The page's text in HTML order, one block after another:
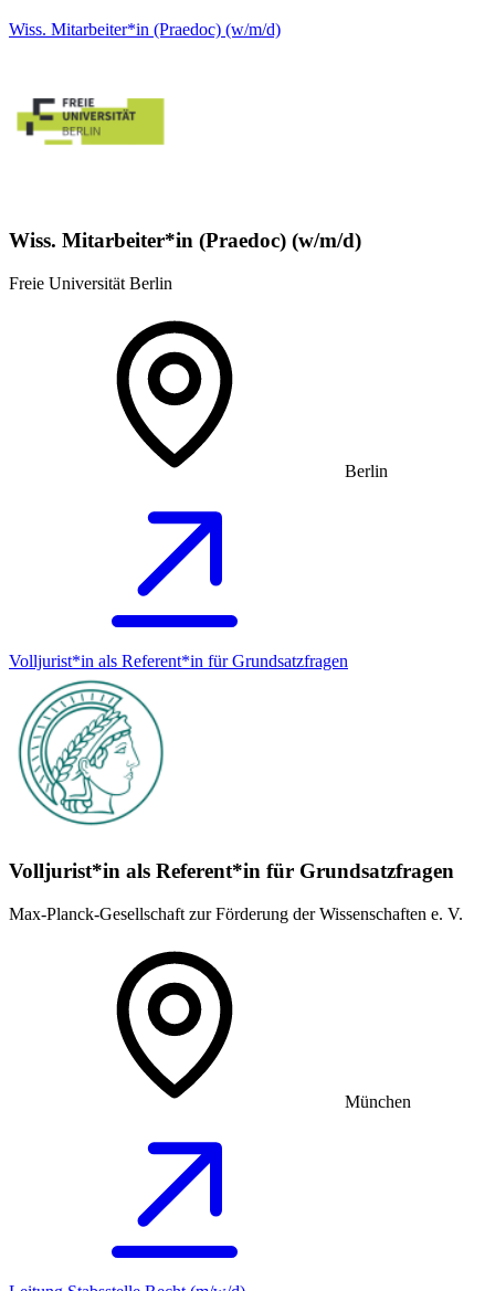
Wiss. Mitarbeiter*in (Praedoc) (w/m/d)
Wiss. Mitarbeiter*in (Praedoc) (w/m/d)
Freie Universität Berlin
Berlin
Volljurist*in als Referent*in für Grundsatz­fragen
Volljurist*in als Referent*in für Grundsatz­fragen
Max-Planck-Gesellschaft zur Förderung der Wissenschaften e. V.
München